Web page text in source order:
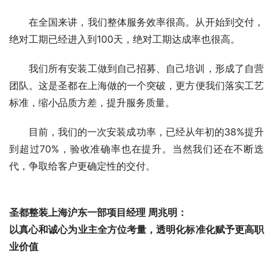
在全国来讲，我们整体服务效率很高。从开始到交付，
绝对工期已经进入到100天，绝对工期达成率也很高。
我们所有安装工做到自己招募、自己培训，形成了自营
团队。这是圣都在上海做的一个突破，更方便我们落实工艺
标准，缩小品质方差，提升服务质量。
目前，我们的一次安装成功率，已经从年初的38%提升
到超过70%，验收准确率也在提升。当然我们还在不断迭
代，争取给客户更确定性的交付。
圣都整装上海沪东一部项目经理 周兆明：
以真心和诚心为业主全方位考量，透明化标准化赋予更高职
业价值